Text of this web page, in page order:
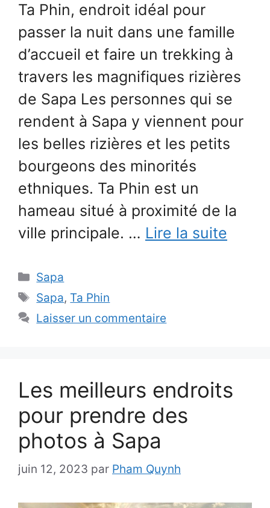
Ta Phin, endroit idéal pour
passer la nuit dans une famille
d’accueil et faire un trekking à
travers les magnifiques rizières
de Sapa Les personnes qui se
rendent à Sapa y viennent pour
les belles rizières et les petits
bourgeons des minorités
ethniques. Ta Phin est un
hameau situé à proximité de la
ville principale. … Lire la suite
Catégories
Sapa
Étiquettes
Sapa, Ta Phin
Laisser un commentaire
Les meilleurs endroits
pour prendre des
photos à Sapa
juin 12, 2023 par Pham Quynh